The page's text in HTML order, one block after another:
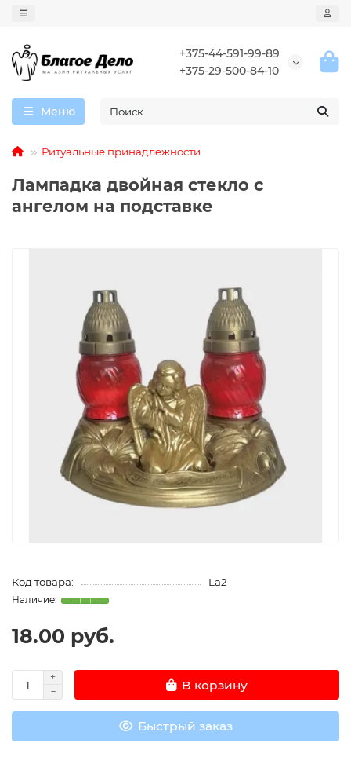
+375-44-591-99-89
+375-29-500-84-10
Меню
Ритуальные принадлежности
Лампадка двойная стекло с
ангелом на подставке
Код товара: La2
18.00 руб.
В корзину
Быстрый заказ